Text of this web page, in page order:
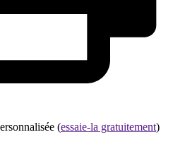
(essaie-la gratuitement)